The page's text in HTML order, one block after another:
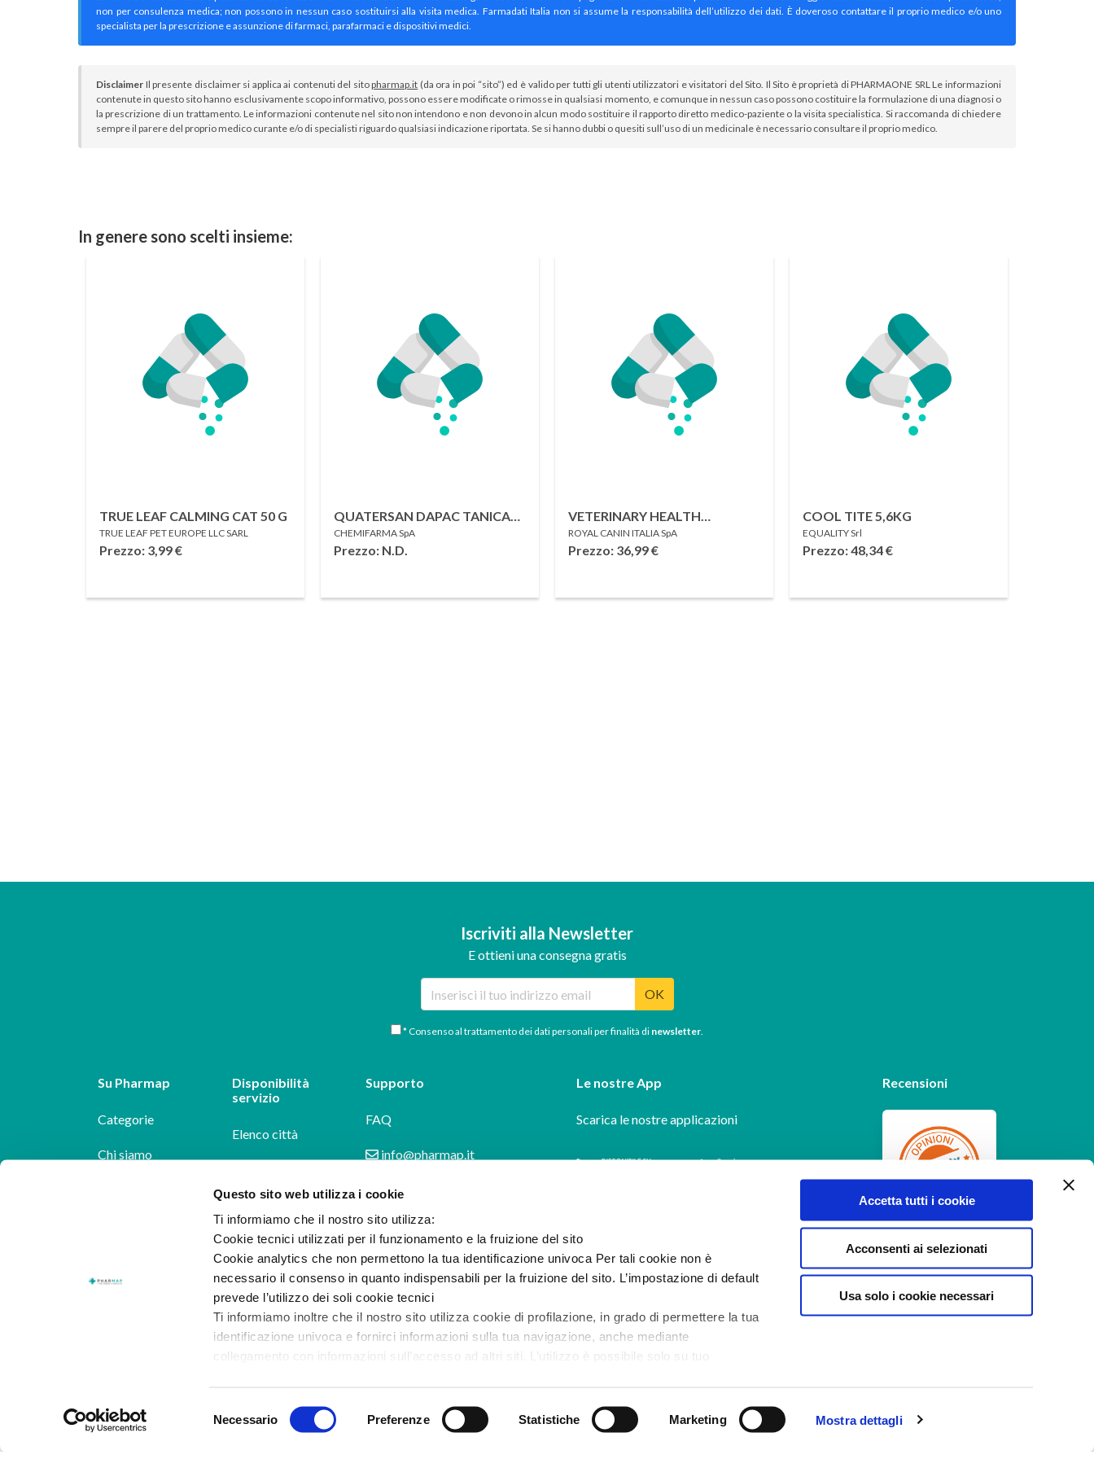
Questo sito web utilizza i cookie
Ti informiamo che il nostro sito utilizza:
Cookie tecnici utilizzati per il funzionamento e la fruizione del sito
Cookie analytics che non permettono la tua identificazione univoca Per tali cookie non è
necessario il consenso in quanto indispensabili per la fruizione del sito. L’impostazione di default
prevede l’utilizzo dei soli cookie tecnici
Ti informiamo inoltre che il nostro sito utilizza cookie di profilazione, in grado di permettere la tua
identificazione univoca e fornirci informazioni sulla tua navigazione, anche mediante
collegamento con informazioni sull’accesso ad altri siti. L’utilizzo è possibile solo su tuo
Al presente link
puoi trovare l’informativa completa e le modalità per effettuare la selezione di
dettaglio dei cookie di profilazione di prima e terza parte
del
Necessario Preferenze Statistiche Marketing Mostra dettagli
Accetta tutti i cookie
Acconsenti ai selezionati
Usa solo i cookie necessari
non per consulenza medica; non possono in nessun caso sostituirsi alla visita medica. Farmadati Italia non si assume la responsabilità dell’utilizzo dei dati. È doveroso contattare il proprio medico e/o uno
specialista per la prescrizione e assunzione di farmaci, parafarmaci e dispositivi medici.
Disclaimer Il presente disclaimer si applica ai contenuti del sitopharmap.it (da ora in poi “sito”) ed è valido per tutti gli utenti utilizzatori e visitatori del Sito. Il Sito è proprietà di PHARMAONE SRL Le informazioni
contenute in questo sito hanno esclusivamente scopo informativo, possono essere modificate o rimosse in qualsiasi momento, e comunque in nessun caso possono costituire la formulazione di una diagnosi o
la prescrizione di un trattamento. Le informazioni contenute nel sito non intendono e non devono in alcun modo sostituire il rapporto diretto medico-paziente o la visita specialistica. Si raccomanda di chiedere
sempre il parere del proprio medico curante e/o di specialisti riguardo qualsiasi indicazione riportata. Se si hanno dubbi o quesiti sull’uso di un medicinale è necessario consultare il proprio medico.
In genere sono scelti insieme:
TRUE LEAF CALMING CAT 50 G
TRUE LEAF PET EUROPE LLC SARL
Prezzo: 3,99€
QUATERSAN DAPAC TANICA
10 LITRI
CHEMIFARMA SpA
Prezzo: N.D.
VETERINARY HEALTH
NUTRITION CAT
GASTROINTESTINAL 2 KG
ROYAL CANIN ITALIA SpA
Prezzo: 36,99€
COOL TITE 5,6KG
EQUALITY Srl
Prezzo: 48,34€
Iscriviti alla Newsletter
E ottieni una consegna gratis
OK
* Consenso al trattamento dei dati personali per finalità di newsletter.
Su Pharmap
Categorie
Chi siamo
Il nostro blog
Disponibilità
servizio
Elenco città
Supporto
FAQ
info@pharmap.it
Le nostre App
Scarica le nostre applicazioni
Recensioni
Feedaty4.7/5
feedbacks